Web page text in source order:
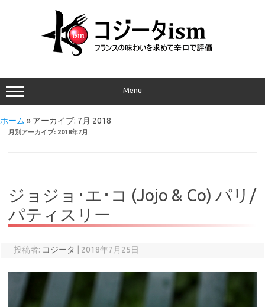
Menu
ホーム » アーカイブ: 7月 2018
月別アーカイブ: 2018年7月
ジョジョ･エ･コ (Jojo & Co) パリ/
パティスリー
投稿者: コジータ 2018年7月25日